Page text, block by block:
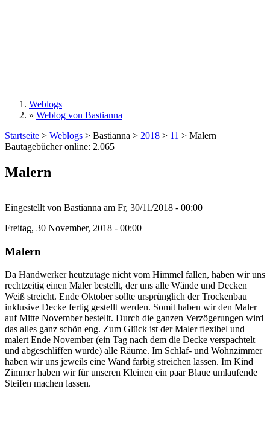
Sie sind hier
Weblogs
» Weblog von Bastianna
Startseite > Weblogs > Bastianna > 2018 > 11 > Malern
Bautagebücher online: 2.065
Malern
Eingestellt von Bastianna am Fr, 30/11/2018 - 00:00
Freitag, 30 November, 2018 - 00:00
Malern
Da Handwerker heutzutage nicht vom Himmel fallen, haben wir uns
rechtzeitig einen Maler bestellt, der uns alle Wände und Decken
Weiß streicht. Ende Oktober sollte ursprünglich der Trockenbau
inklusive Decke fertig gestellt werden. Somit haben wir den Maler
auf Mitte November bestellt. Durch die ganzen Verzögerungen wird
das alles ganz schön eng. Zum Glück ist der Maler flexibel und
malert Ende November (ein Tag nach dem die Decke verspachtelt
und abgeschliffen wurde) alle Räume. Im Schlaf- und Wohnzimmer
haben wir uns jeweils eine Wand farbig streichen lassen. Im Kind
Zimmer haben wir für unseren Kleinen ein paar Blaue umlaufende
Steifen machen lassen.